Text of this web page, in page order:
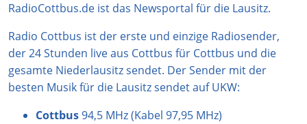
RadioCottbus.de ist das Newsportal für die Lausitz.
Radio Cottbus ist der erste und einzige Radiosender,
der 24 Stunden live aus Cottbus für Cottbus und die
gesamte Niederlausitz sendet. Der Sender mit der
besten Musik für die Lausitz sendet auf UKW:
Cottbus94,5 MHz (Kabel 97,95 MHz)